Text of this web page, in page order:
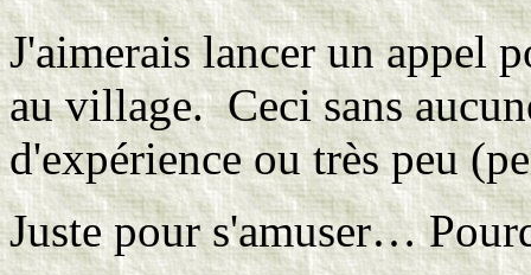
J'aimerais lancer un appel
au village. Ceci sans
d'expérience ou très peu
Juste pour s'amuser…